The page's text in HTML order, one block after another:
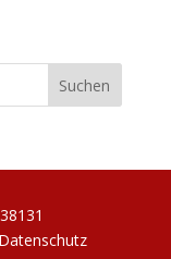
Datenschutz